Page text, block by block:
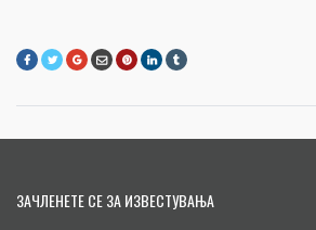
ЗАЧЛЕНЕТЕ СЕ ЗА ИЗВЕСТУВАЊА